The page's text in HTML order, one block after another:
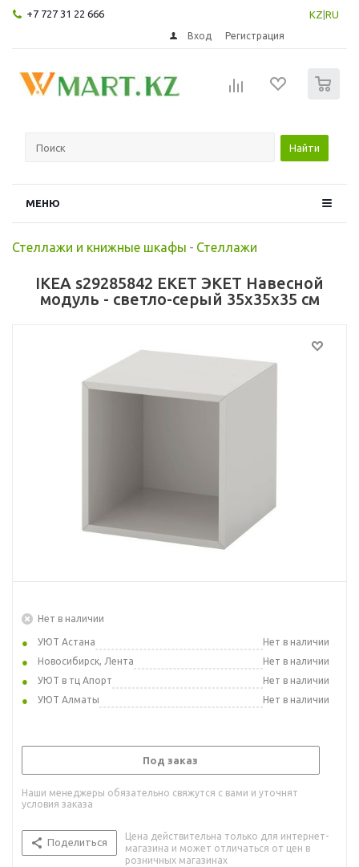
+7 727 31 22 666 KZ RU
Вход Регистрация
Найти
МЕНЮ
Стеллажи и книжные шкафы - Стеллажи
IKEA s29285842 EKET ЭКЕТ Навесной
модуль - светло-серый 35x35x35 см
Нет в наличии
УЮТ Астана
Нет в наличии
Новосибирск, Лента
Нет в наличии
УЮТ в тц Апорт
Нет в наличии
УЮТ Алматы
Нет в наличии
Под заказ
Наши менеджеры обязательно свяжутся с вами и уточнят
условия заказа
Поделиться
Цена действительна только для интернет-
магазина и может отличаться от цен в
розничных магазинах